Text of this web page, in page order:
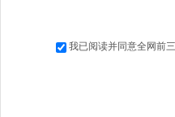
我已阅读并同意全网前